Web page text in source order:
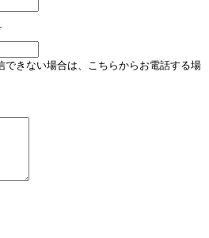
きない場合は、こちらからお電話する場